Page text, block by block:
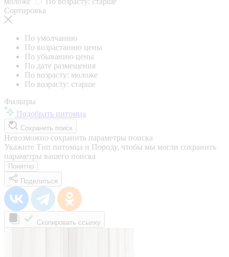
Сортировка
По умолчанию
По возрастанию цены
По убыванию цены
По дате размещения
По возрасту: моложе
По возрасту: старше
Фильтры
Подобрать питомца
Сохранить поиск
Невозможно сохранить параметры поиска
Укажите Тип питомца и Породу, чтобы мы могли сохранить
параметры вашего поиска
Понятно
Поделиться
Скопировать ссылку